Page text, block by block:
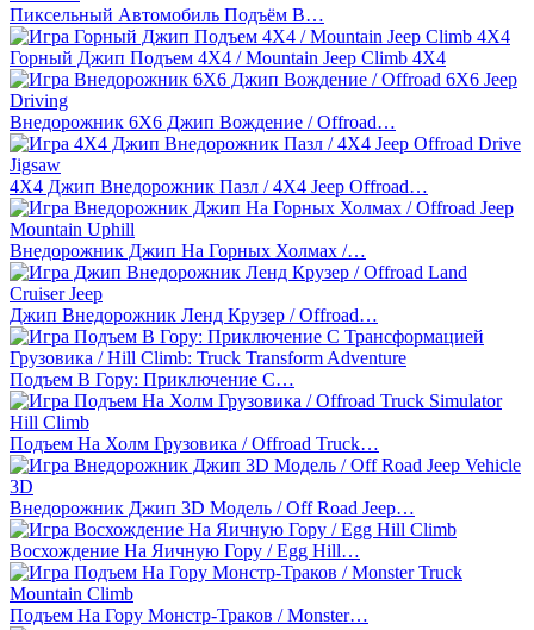
Пиксельный Автомобиль Подъём В…
Горный Джип Подъем 4X4 / Mountain Jeep Climb 4X4
Внедорожник 6X6 Джип Вождение / Offroad…
4X4 Джип Внедорожник Пазл / 4X4 Jeep Offroad…
Внедорожник Джип На Горных Холмах /…
Джип Внедорожник Ленд Крузер / Offroad…
Подъем В Гору: Приключение С…
Подъем На Холм Грузовика / Offroad Truck…
Внедорожник Джип 3D Модель / Off Road Jeep…
Восхождение На Яичную Гору / Egg Hill…
Подъем На Гору Монстр-Траков / Monster…